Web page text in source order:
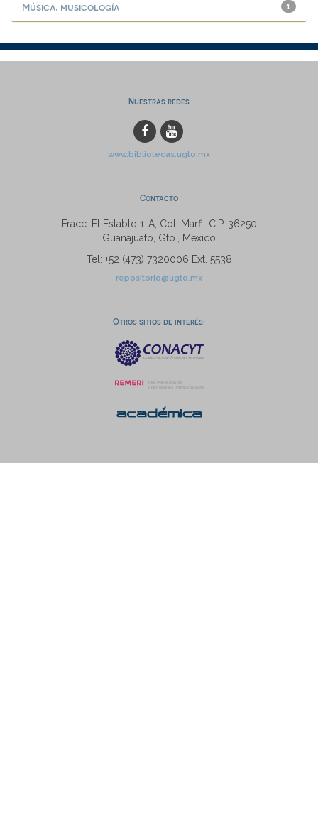
1
Música, musicología
Nuestras redes
www.bibliotecas.ugto.mx
Contacto
Fracc. El Establo 1-A, Col. Marfil C.P. 36250
Guanajuato, Gto., México
Tel: +52 (473) 7320006 Ext. 5538
repositorio@ugto.mx
Otros sitios de interés: